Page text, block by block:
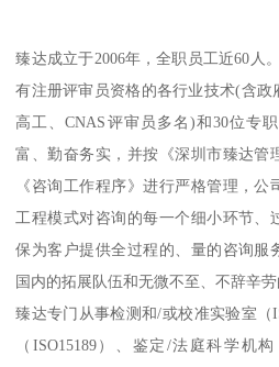
臻达成立于2006年，全职员工近60人
有注册评审员资格的各行业技术(含
高工、CNAS评审员多名)和30位专
富、勤奋务实，并按《深圳市臻达管
《咨询工作程序》进行严格管理，
工程模式对咨询的每一个细小环节、
保为客户提供全过程的、量的咨询服
国内的拓展队伍和无微不至、不辞辛劳
臻达专门从事检测和/或校准实验室（
（ISO15189）、鉴定/法庭科学机